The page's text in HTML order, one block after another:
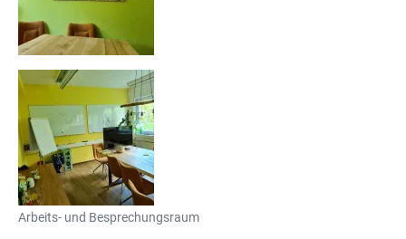
Arbeits- und Besprechungsraum